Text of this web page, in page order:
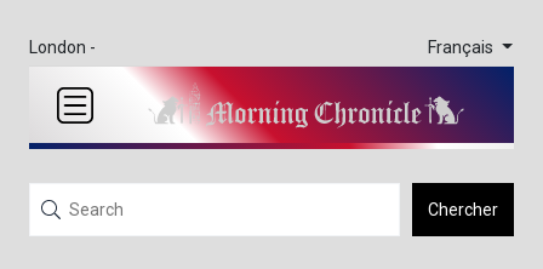
London - Français
Chercher